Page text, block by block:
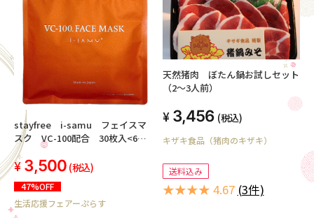
stayfree i-samu フェイスマ
スク VC-100配合 30枚入<6個
セット>
3,500 (税込)
47%OFF
生活応援フェアーぷらす
天然猪肉 ぼたん鍋お試しセット
（2～3人前）
3,456 (税込)
キザキ食品（猪肉のキザキ）
送料込み
★★★★ 4.67 (3件)